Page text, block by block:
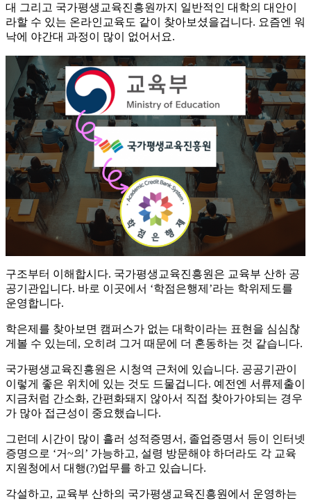
대 그리고 국가평생교육진흥원까지 일반적인 대학의 대안이
라할 수 있는 온라인교육도 같이 찾아보셨을겁니다. 요즘엔 워
낙에 야간대 과정이 많이 없어서요.
구조부터 이해합시다. 국가평생교육진흥원은 교육부 산하 공
공기관입니다. 바로 이곳에서 ‘학점은행제’라는 학위제도를
운영합니다.
​학은제를 찾아보면 캠퍼스가 없는 대학이라는 표현을 심심찮
게볼 수 있는데, 오히려 그거 때문에 더 혼동하는 것 같습니다.
국가평생교육진흥원은 시청역 근처에 있습니다. 공공기관이
이렇게 좋은 위치에 있는 것도 드물겁니다. 예전엔 서류제출이
지금처럼 간소화, 간편화돼지 않아서 직접 찾아가야되는 경우
가 많아 접근성이 중요했습니다.
​그런데 시간이 많이 흘러 성적증명서, 졸업증명서 등이 인터넷
증명으로 ‘거~의’ 가능하고, 설령 방문해야 하더라도 각 교육
지원청에서 대행(?)업무를 하고 있습니다.​
각설하고, 교육부 산하의 국가평생교육진흥원에서 운영하는